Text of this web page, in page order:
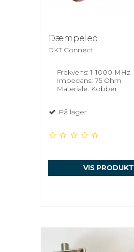
Dæmpeled
DKT Connect
Frekvens: 1-1000 MHz
Impedans: 75 Ohm
Materiale: Kobber
På lager
VIS PRODUKT